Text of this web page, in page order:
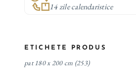
14 zile calendaristice
ETICHETE PRODUS
pat 180 x 200 cm (253)